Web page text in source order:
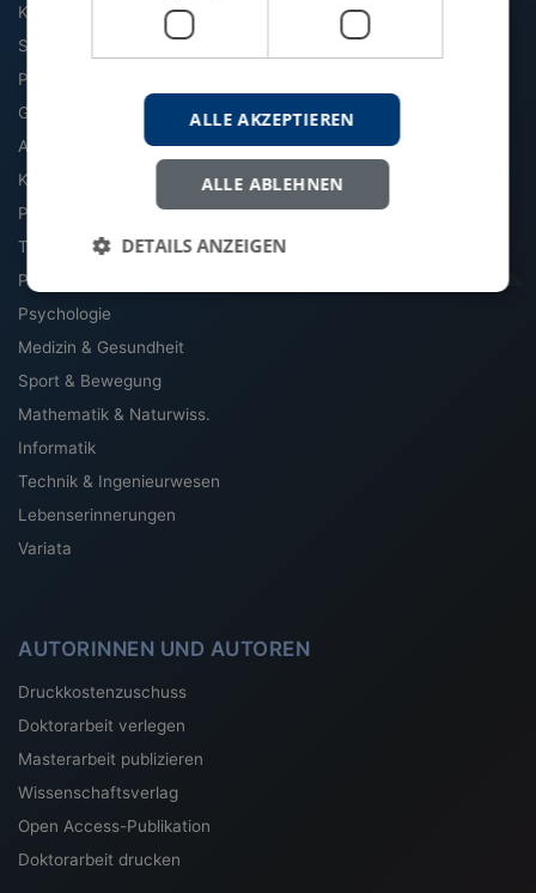
Kommunikation & Medien
Soziologie
Politik
Geschichte
Archäologie & Altertum
Kultur, Kunst & Musik
Philosophie
Theologie & Religion
Pädagogik
Psychologie
Medizin & Gesundheit
Sport & Bewegung
Mathematik & Naturwiss.
Informatik
Technik & Ingenieurwesen
Lebenserinnerungen
Variata
AUTORINNEN UND AUTOREN
Druckkostenzuschuss
Doktorarbeit verlegen
Masterarbeit publizieren
Wissenschaftsverlag
Open Access-Publikation
Doktorarbeit drucken
ALLE AKZEPTIEREN
ALLE ABLEHNEN
DETAILS ANZEIGEN